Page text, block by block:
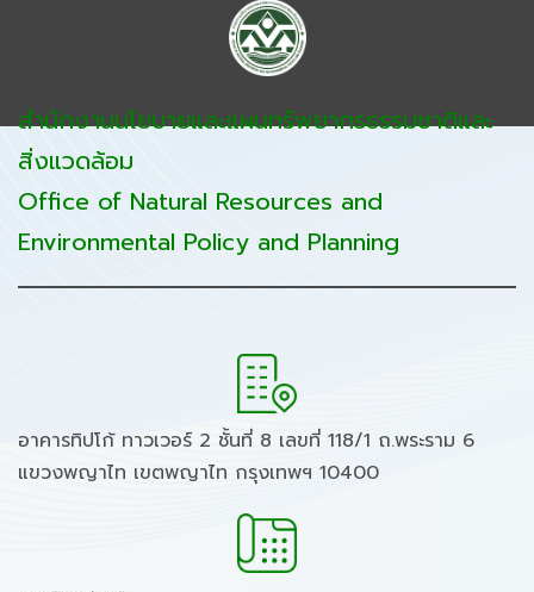
สำนักงานนโยบายและแผนทรัพยากรธรรมชาติและ
สิ่งแวดล้อม
Office of Natural Resources and
Environmental Policy and Planning
อาคารทิปโก้ ทาวเวอร์ 2 ชั้นที่ 8 เลขที่ 118/1 ถ.พระราม 6
แขวงพญาไท เขตพญาไท กรุงเทพฯ 10400